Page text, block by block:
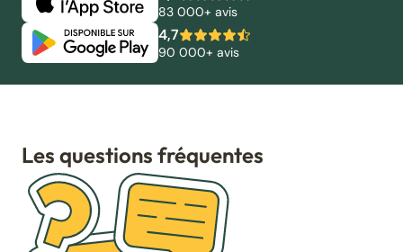
83 000+ avis
4,7
90 000+ avis
Les questions fréquentes